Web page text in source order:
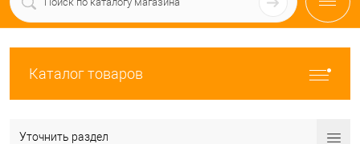
Каталог товаров
Уточнить раздел